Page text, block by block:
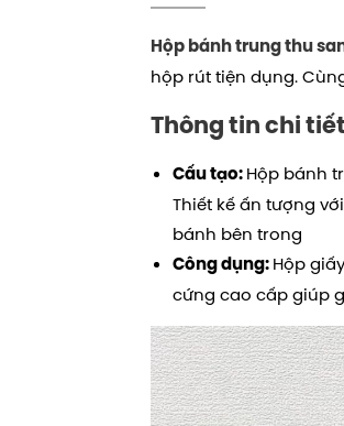
Hộp bánh trung thu
hộp rút tiện dụng.
Thông tin chi
Cấu tạo: Hộp bánh
Thiết kế ấn tượng
bánh bên trong
Công dụng: Hộp
cứng cao cấp giúp